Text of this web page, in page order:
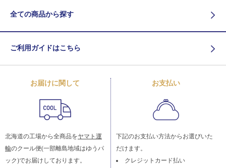
全ての商品から探す
ご利用ガイドはこちら
お届けに関して
北海道の工場から全商品をヤマト運
輸のクール便(一部離島地域はゆうパ
ック)でお届けしております。
お支払い
下記のお支払い方法からお選びいた
だけます。
クレジットカード払い